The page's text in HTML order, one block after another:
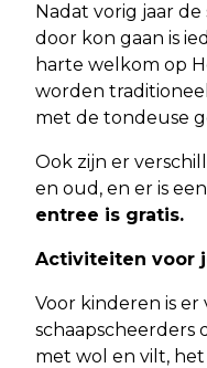
Nadat vorig jaar
door kon gaan is
harte welkom op
worden
met de tondeuse
Ook zijn er
en oud, en er is
entree is gratis.
Activiteiten voor
Voor kinderen is
schaapscheerders
met wol en vilt,